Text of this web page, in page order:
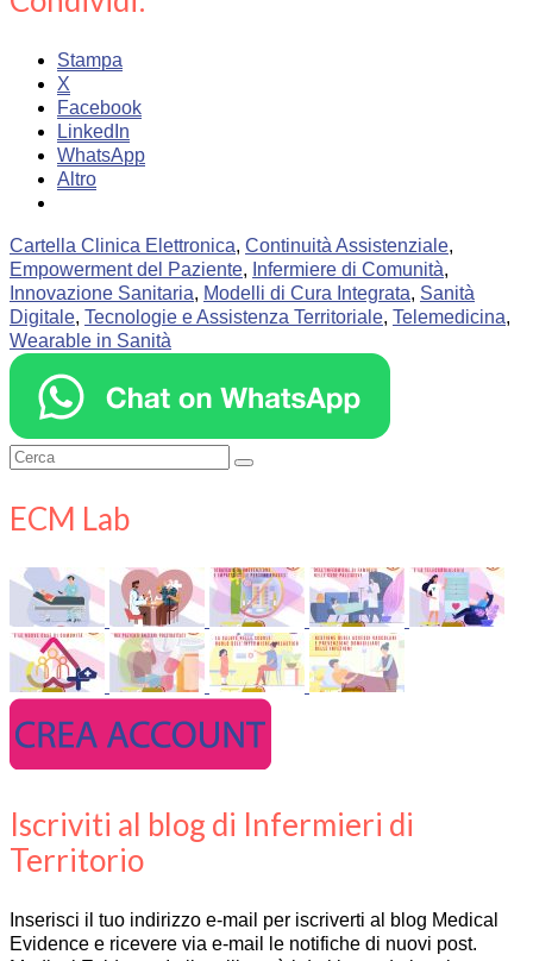
Stampa
X
Facebook
LinkedIn
WhatsApp
Altro
Cartella Clinica Elettronica, Continuità Assistenziale,
Empowerment del Paziente, Infermiere di Comunità,
Innovazione Sanitaria, Modelli di Cura Integrata, Sanità
Digitale, Tecnologie e Assistenza Territoriale, Telemedicina,
Wearable in Sanità
Cerca:
ECM Lab
Iscriviti al blog di Infermieri di
Territorio
Inserisci il tuo indirizzo e-mail per iscriverti al blog Medical
Evidence e ricevere via e-mail le notifiche di nuovi post.